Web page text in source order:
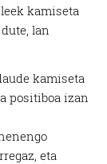
kamiseta
lan
kamiseta
positiboa izan
eta